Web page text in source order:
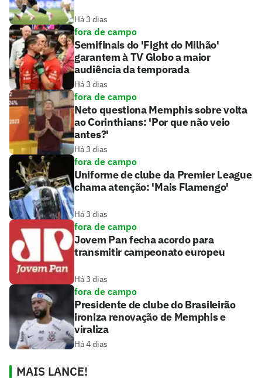
Há 3 dias
fora de campo
Semifinais do 'Fight do Milhão'
garantem à TV Globo a maior
audiência da temporada
Há 3 dias
fora de campo
Neto questiona Memphis sobre volta
ao Corinthians: 'Por que não veio
antes?'
Há 3 dias
fora de campo
Uniforme de clube da Premier League
chama atenção: 'Mais Flamengo'
Há 3 dias
fora de campo
Jovem Pan fecha acordo para
transmitir campeonato europeu
Há 3 dias
fora de campo
Presidente de clube do Brasileirão
ironiza renovação de Memphis e
viraliza
Há 4 dias
MAIS LANCE!